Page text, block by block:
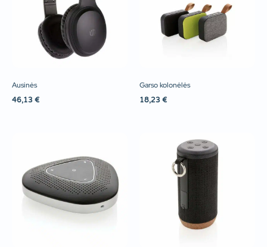
Ausinės
46,13 €
Garso kolonėlės
18,23 €